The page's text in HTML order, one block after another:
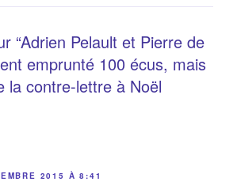
“Adrien Pelault et Pierre de
emprunté 100 écus, mais
la contre-lettre à Noël
2015 À 8:41